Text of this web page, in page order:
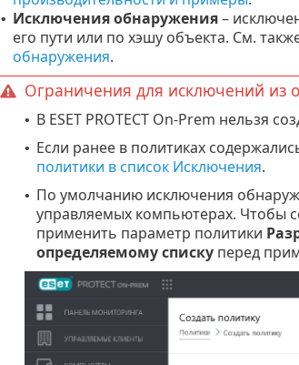
• Исключения обнаружения–
его пути или по хэшу объекта. См.
обнаружения.
Ограничения для исключений из
• В ESET PROTECT On-Prem нельзя
• Если ранее в политиках
политики в список Исключения.
• По умолчанию исключения
управляемых компьютерах. Чтобы
применить параметр политики
определяемому спискуперед